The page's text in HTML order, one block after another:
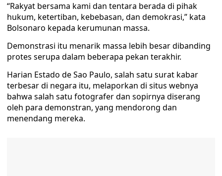
“Rakyat bersama kami dan tentara berada di pihak
hukum, ketertiban, kebebasan, dan demokrasi,” kata
Bolsonaro kepada kerumunan massa.
Demonstrasi itu menarik massa lebih besar dibanding
protes serupa dalam beberapa pekan terakhir.
Harian Estado de Sao Paulo, salah satu surat kabar
terbesar di negara itu, melaporkan di situs webnya
bahwa salah satu fotografer dan sopirnya diserang
oleh para demonstran, yang mendorong dan
menendang mereka.